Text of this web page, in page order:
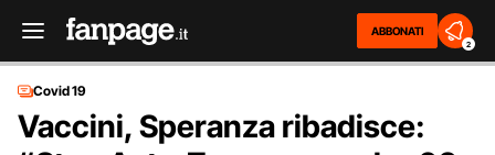
ABBONATI
2
Covid 19
Vaccini, Speranza ribadisce: